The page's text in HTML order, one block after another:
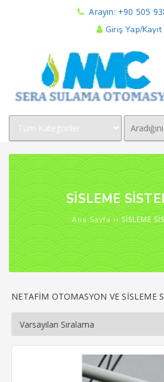
Arayın: +90 505
Giriş Yap/
SİSLEME
Ana Sayfa ›› SİSLEME
NETAFİM OTOMASYON VE SİSLEME